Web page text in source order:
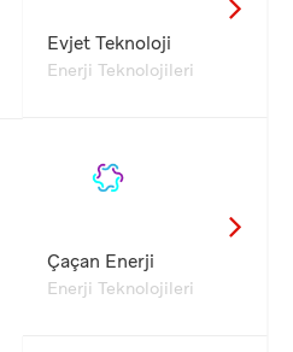
Evjet Teknoloji
Enerji Teknolojileri
Çaçan Enerji
Enerji Teknolojileri